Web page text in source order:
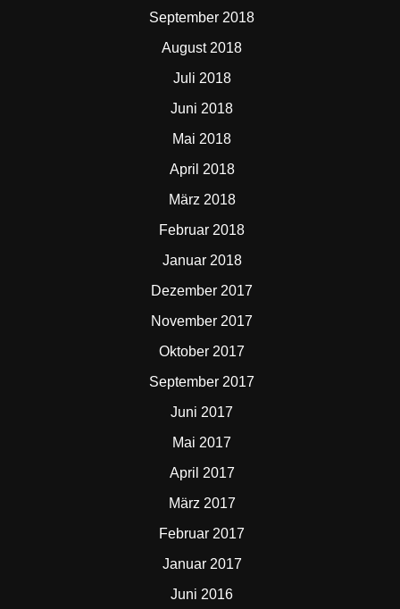
September 2018
August 2018
Juli 2018
Juni 2018
Mai 2018
April 2018
März 2018
Februar 2018
Januar 2018
Dezember 2017
November 2017
Oktober 2017
September 2017
Juni 2017
Mai 2017
April 2017
März 2017
Februar 2017
Januar 2017
Juni 2016